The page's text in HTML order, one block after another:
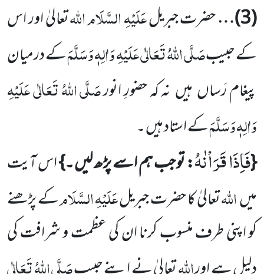
(
3
)…حضرت جبریلعَلَیْہِ السَّلَاماللّٰہتعالیٰ اور اس
کے حبیبصَلَّی اللّٰہُ تَعَالٰی عَلَیْہِوَاٰلِہٖ وَسَلَّمَکے درمیان
پیغام رَساںہیں نہ کہ حضورِ انورصَلَّی اللّٰہُ تَعَالٰی عَلَیْہِ
وَاٰلِہٖ وَسَلَّمَکے استاد ہیں ۔
{فَاِذَا قَرَاْنٰهُ: تو جب ہم اسے پڑھ لیں ۔}اس آیت
میںاللّٰہتعالیٰ کا حضرت جبریلعَلَیْہِ السَّلَامکے پڑھنے
کو اپنیطرف منسوب کرنا ان کی عظمت و شرافت کی
اللّٰہ صَلَّی اللّٰہُ تَعَالٰی